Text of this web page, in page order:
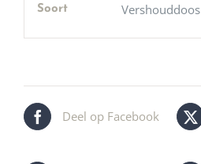
Soort Vershouddoos
Deel op Facebook